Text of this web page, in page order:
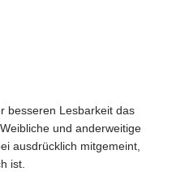
besseren Lesbarkeit das
und anderweitige
ausdrücklich mitgemeint,
ist.